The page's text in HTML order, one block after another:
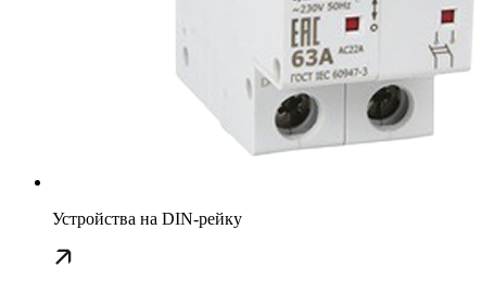
Устройства на DIN-рейку